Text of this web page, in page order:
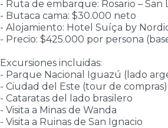
- Ruta de embarque: Rosario – San
- Butaca cama: $30.000 neto
- Alojamiento: Hotel Suíça by
- Precio: $425.000 por persona
Excursiones incluidas:
- Parque Nacional Iguazú (lado
- Ciudad del Este (tour de compras)
- Cataratas del lado brasilero
- Visita a Minas de Wanda
- Visita a Ruinas de San Ignacio